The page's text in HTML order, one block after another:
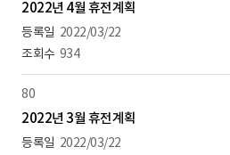
2022년 4월 휴전계획
2022/03/22
934
80
2022년 3월 휴전계획
2022/03/22